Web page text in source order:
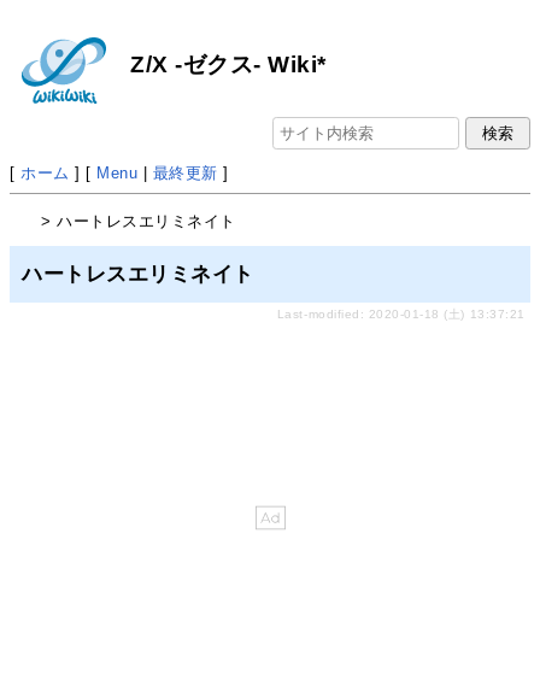
Z/X -ゼクス- Wiki*
[ ホーム ] [ Menu | 最終更新 ]
> ハートレスエリミネイト
ハートレスエリミネイト
Last-modified: 2020-01-18 (土) 13:37:21